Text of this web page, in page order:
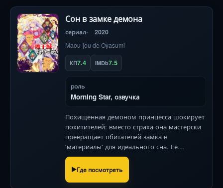
Сон в замке демона
сериал 2020
Maou-jou de Oyasumi
КП7.4 IMDb7.5
роль
Morning Star, озвучка
Похищенная демоном принцесса шокирует
похитителей: вместо страха она мастерски
превращает обитателей замка в
'материалы' для идеального сна. Её
безмятежный взгляд скрывает гениально-
безумные планы!
Где посмотреть